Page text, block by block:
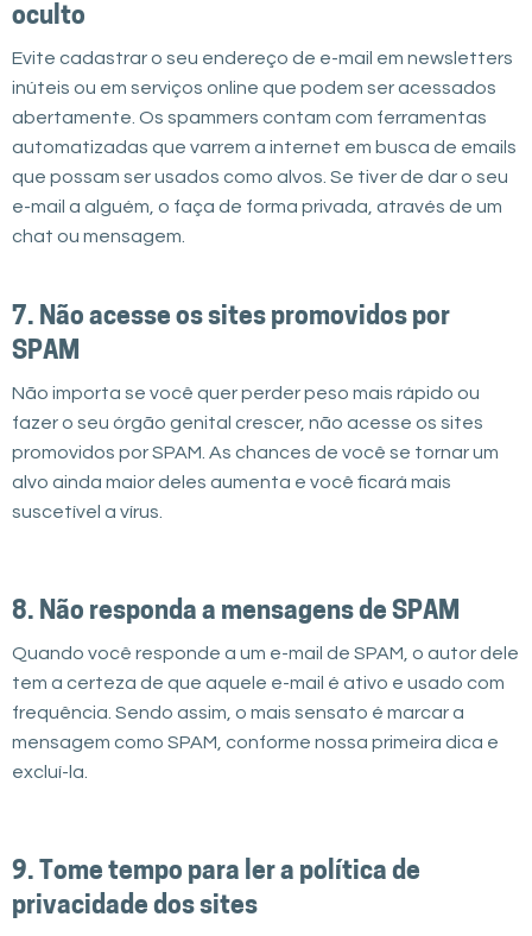
oculto
Evite cadastrar o seu endereço de e-mail em newsletters
inúteis ou em serviços online que podem ser acessados
abertamente. Os spammers contam com ferramentas
automatizadas que varrem a internet em busca de emails
que possam ser usados como alvos. Se tiver de dar o seu
e-mail a alguém, o faça de forma privada, através de um
chat ou mensagem.
7. Não acesse os sites promovidos por
SPAM
Não importa se você quer perder peso mais rápido ou
fazer o seu órgão genital crescer, não acesse os sites
promovidos por SPAM. As chances de você se tornar um
alvo ainda maior deles aumenta e você ficará mais
suscetível a vírus.
8. Não responda a mensagens de SPAM
Quando você responde a um e-mail de SPAM, o autor dele
tem a certeza de que aquele e-mail é ativo e usado com
frequência. Sendo assim, o mais sensato é marcar a
mensagem como SPAM, conforme nossa primeira dica e
excluí-la.
9. Tome tempo para ler a política de
privacidade dos sites